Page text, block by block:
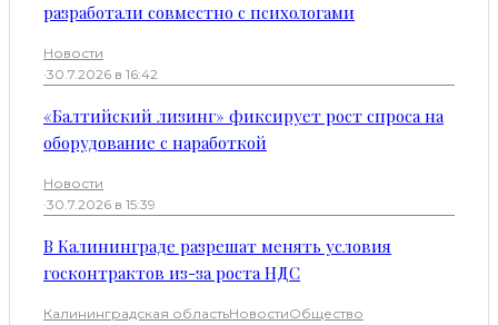
разработали совместно с психологами
Новости
·30.7.2026 в 16:42
«Балтийский лизинг» фиксирует рост спроса на
оборудование с наработкой
Новости
·30.7.2026 в 15:39
В Калининграде разрешат менять условия
госконтрактов из-за роста НДС
Калининградская областьНовостиОбщество